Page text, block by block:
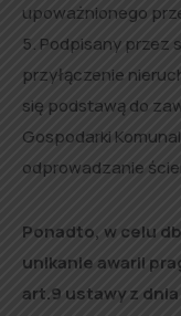
upoważnionego
5. Podpisany przez
przyłączenie
się podstawą do
Gospodarki
odprowadzanie
Ponadto, w celu
unikanie awarii
art.9 ustawy z